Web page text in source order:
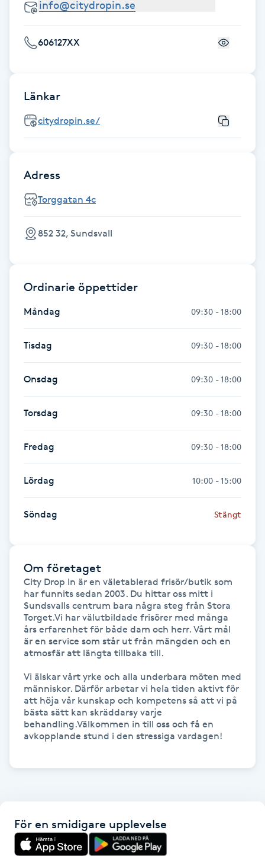
Fransk manikyr
Fransrengöring
Frekvensterapi
Frisör
Färgning
Gruppträning
Hatha Yoga
Headspa
Healing
Herrklippning
HIFU
Hollywood Peel
Hot yoga
606127XX
Länkar
citydropin.se/
Adress
Torggatan 4c
852 32, Sundsvall
Ordinarie öppettider
Måndag 09:30 - 18:00
Tisdag 09:30 - 18:00
Onsdag 09:30 - 18:00
Torsdag 09:30 - 18:00
Fredag 09:30 - 18:00
Lördag 10:00 - 15:00
Söndag Stängt
Om företaget
City Drop In är en väletablerad frisör/butik som
har funnits sedan 2003. Du hittar oss mitt i
Sundsvalls centrum bara några steg från Stora
Torget.Vi har välutbildade frisörer med många
års erfarenhet för både dam och herr. Vårt mål
är en service som står ut från mängden och en
atmosfär att längta tillbaka till.
Vi älskar vårt yrke och alla underbara möten med
människor. Därför arbetar vi hela tiden aktivt för
att höja vår kunskap och kompetens så att vi på
bästa sätt kan skräddarsy varje
behandling.Välkommen in till oss och få en
avkopplande stund i den stressiga vardagen!
För en smidigare upplevelse